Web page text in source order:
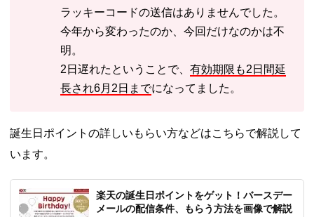
ラッキーコードの送信はありませんでした。
今年から変わったのか、今回だけなのかは不
明。
2日遅れたということで、有効期限も2日間延
長され6月2日までになってました。
誕生日ポイントの詳しいもらい方などはこちらで解説して
います。
楽天の誕生日ポイントをゲット！バースデー
メールの配信条件、もらう方法を画像で解説